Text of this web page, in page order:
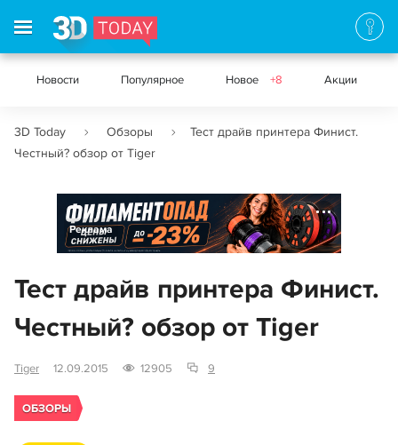
Новости Популярное Новое +8 Акции
3D Today Обзоры
Тест драйв принтера Финист.
Честный? обзор от Tiger
Реклама
Тест драйв принтера Финист.
Честный? обзор от Tiger
Tiger 12.09.2015 12905 9
ОБЗОРЫ